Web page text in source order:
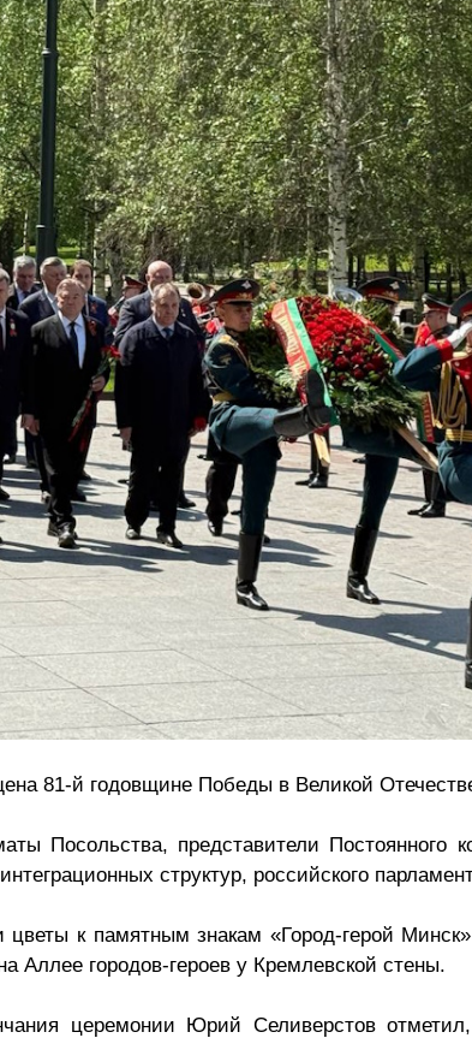
81-й годовщине Победы в Великой
Посольства, представители Постоянного
структур, российского
к памятным знакам «Город-герой Минск»
Аллее городов-героев у Кремлевской стены.
церемонии Юрий Селиверстов